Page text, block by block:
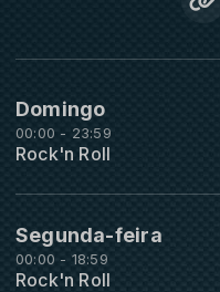
Domingo
00:00 - 23:59
Rock'n Roll
Segunda-feira
00:00 - 18:59
Rock'n Roll